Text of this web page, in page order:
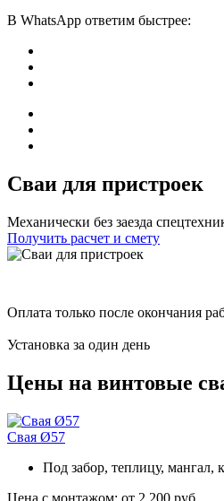
В WhatsApp ответим быстрее:
Сваи для пристроек
Механически без заезда
Получить расчет и смету
Оплата только после окончания
Установка за один день
Цены на винтовые
Свая Ø57
Под забор, теплицу, мангал,
Цена с монтажом: от 2 200 руб.